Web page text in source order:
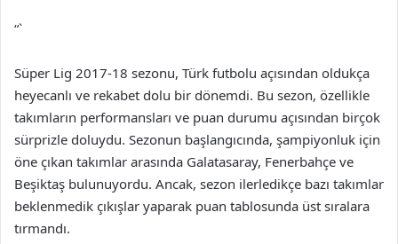
“`
Süper Lig 2017-18 sezonu, Türk futbolu açısından oldukça
heyecanlı ve rekabet dolu bir dönemdi. Bu sezon, özellikle
takımların performansları ve puan durumu açısından birçok
sürprizle doluydu. Sezonun başlangıcında, şampiyonluk için
öne çıkan takımlar arasında Galatasaray, Fenerbahçe ve
Beşiktaş bulunuyordu. Ancak, sezon ilerledikçe bazı takımlar
beklenmedik çıkışlar yaparak puan tablosunda üst sıralara
tırmandı.